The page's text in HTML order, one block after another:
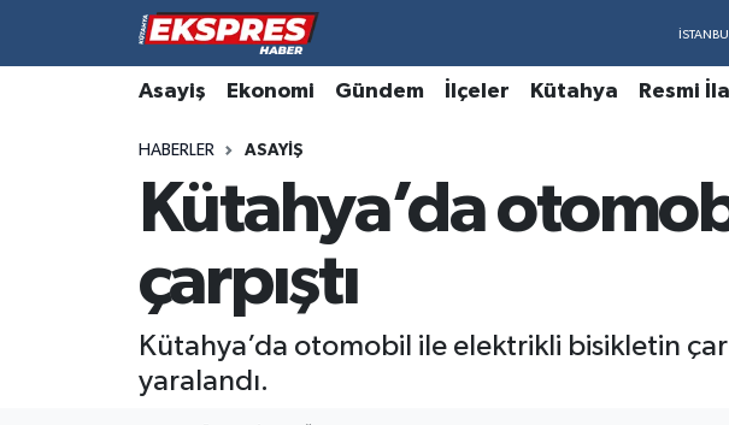
Asayiş Ekonomi Gündem İlçeler Kütahya Resmi
HABERLER ASAYIŞ
Kütahya’da
çarpıştı
Kütahya’da otomobil ile elektrikli bisikletin
yaralandı.
Altıntaş
Aslanapa
Biyografiler
Çavdarhisar
Hava Durumu
Trafik Durumu
Süper Lig Puan Durumu ve Fikstür
Tüm Manşetler
Son Dakika Haberleri
Haber Arşivi